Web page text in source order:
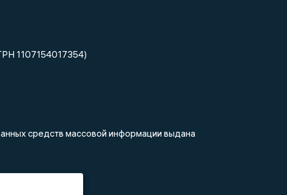
1107154017354)
средств массовой информации выдана